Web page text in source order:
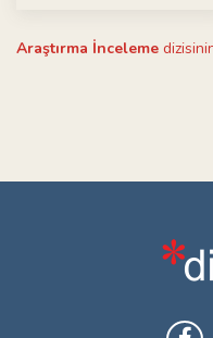
Araştırma İnceleme